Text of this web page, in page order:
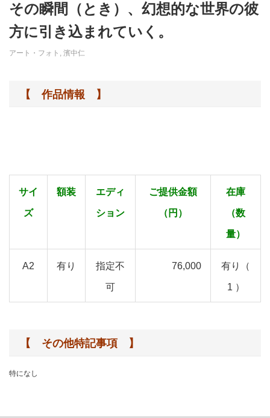
その瞬間（とき）、幻想的な世界の彼
方に引き込まれていく。
アート・フォト , 濱中仁
【 作品情報 】
サイ
ズ
額装 エディ
ション
ご提供金額
（円）
在庫
（数
量）
A2 有り 指定不
可
76,000 有り（
1 ）
【 その他特記事項 】
特になし